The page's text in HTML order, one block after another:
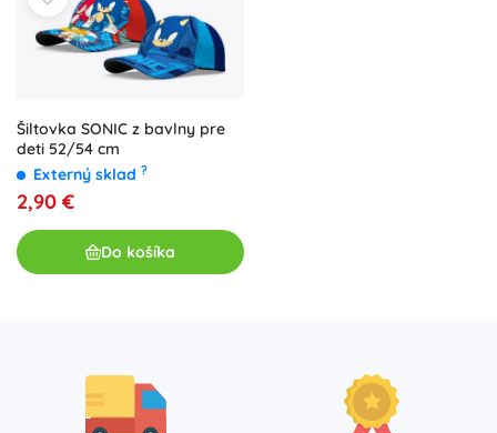
Šiltovka SONIC z bavlny pre
deti 52/54 cm
Externý sklad ?
2,90 €
Do košíka